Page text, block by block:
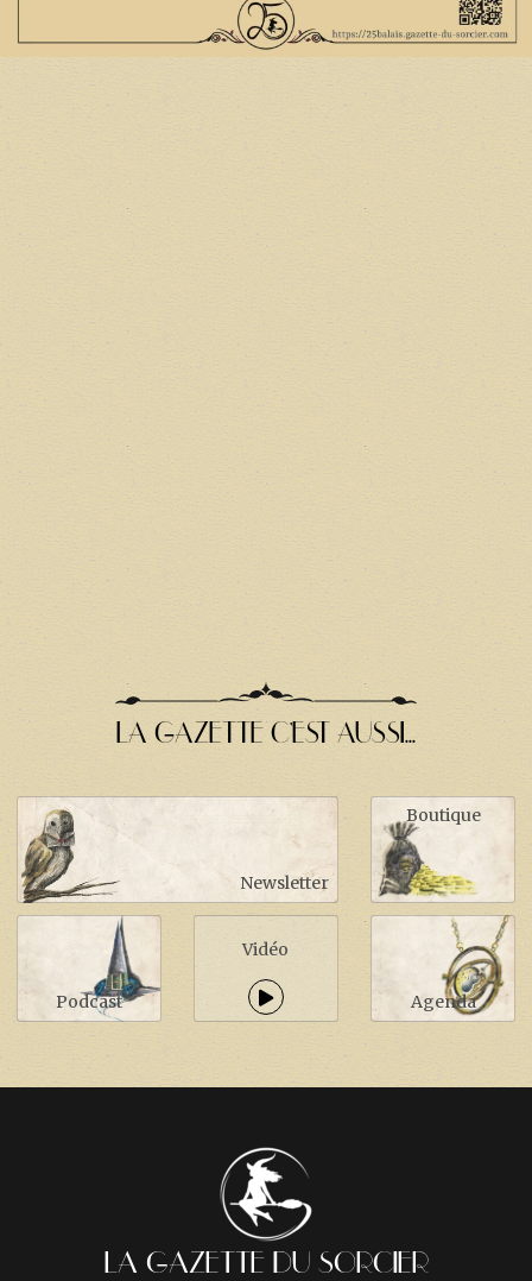
LA GAZETTE C'EST AUSSI...
Newsletter
Boutique
Podcast
Vidéo
Agenda
LA GAZETTE DU SORCIER